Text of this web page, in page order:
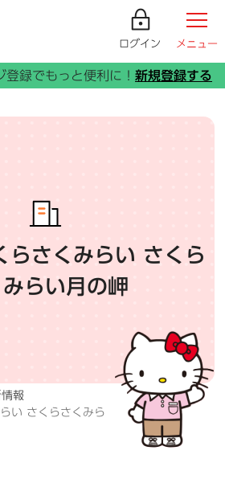
ログイン メニュー
らさくみらい さくら
らい月の岬
報
い さくらさくみら